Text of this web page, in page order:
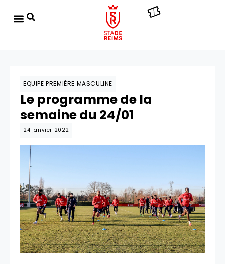
EQUIPE PREMIÈRE MASCULINE
Le programme de la
semaine du 24/01
24 janvier 2022